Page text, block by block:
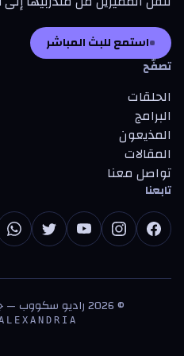
استمع للبث المباشر
تصفّح
الحلقات
البرامج
المذيعون
المقالات
تواصل معنا
تابعنا
©
2026راديو سكووب —